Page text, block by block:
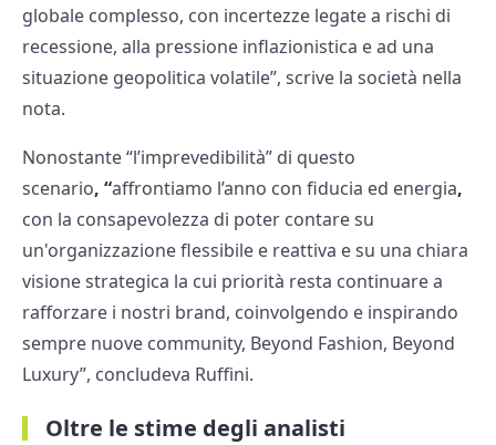
globale complesso, con incertezze legate a rischi di
recessione, alla pressione inflazionistica e ad una
situazione geopolitica volatile”, scrive la società nella
nota.
Nonostante “l’imprevedibilità” di questo
scenario, “affrontiamo l’anno con fiducia ed energia,
con la consapevolezza di poter contare su
un'organizzazione flessibile e reattiva e su una chiara
visione strategica la cui priorità resta continuare a
rafforzare i nostri brand, coinvolgendo e inspirando
sempre nuove community, Beyond Fashion, Beyond
Luxury”, concludeva Ruffini.
Oltre le stime degli analisti